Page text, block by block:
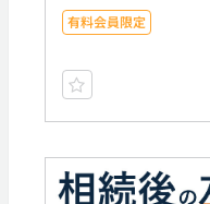
有料会員限定